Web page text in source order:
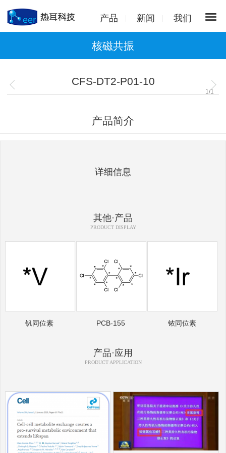
产品 新闻 我们
核磁共振
CFS-DT2-P01-10
1 /1
产品简介
详细信息
其他·产品
PRODUCT DISPLAY
钒同位素 PCB-155 铱同位素
产品·应用
PRODUCT APPLICATION